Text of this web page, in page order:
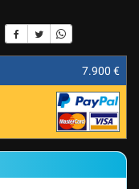
7.900 €